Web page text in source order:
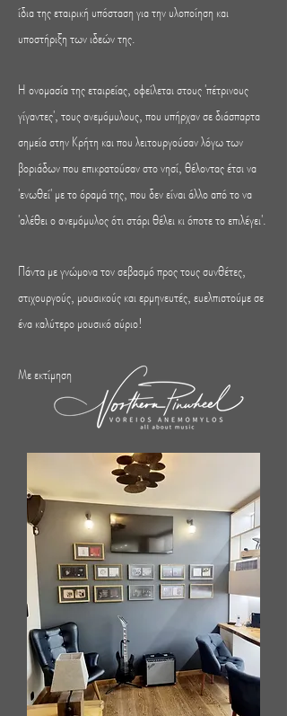
ίδια της εταιρική υπόσταση για την υλοποίηση και
υποστήριξη των ιδεών της.
Η ονομασία της εταιρείας, οφείλεται στους 'πέτρινους
γίγαντες', τους ανεμόμυλους, που υπήρχαν σε διάσπαρτα
σημεία στην Κρήτη και που λειτουργούσαν λόγω των
βοριάδων που επικρατούσαν στο νησί, θέλοντας έτσι να
'ενωθεί' με το όραμά της, που δεν είναι άλλο από το να
'αλέθει ο ανεμόμυλος ότι στάρι θέλει κι όποτε το επιλέγει'.
Πάντα με γνώμονα τον σεβασμό προς τους συνθέτες,
στιχουργούς, μουσικούς και ερμηνευτές, ευελπιστούμε σε
ένα καλύτερο μουσικό αύριο!
Με εκτίμηση